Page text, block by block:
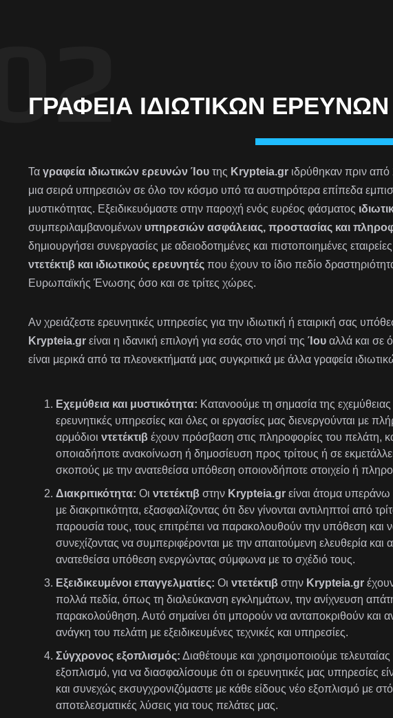
ΓΡΑΦΕΊΑ ΙΔΙΩΤΙΚΏΝ ΕΡΕΥΝΏΝ
Τα γραφεία ιδιωτικών ερευνών Ίουτης Krypteia.grιδρύθηκαν πριν από
μια σειρά υπηρεσιών σε όλο τον κόσμο υπό τα αυστηρότερα επίπεδα
μυστικότητας. Εξειδικευόμαστε στην παροχή ενός ευρέος φάσματος
συμπεριλαμβανομένων υπηρεσιών ασφάλειας, προστασίας και
δημιουργήσει συνεργασίες με αδειοδοτημένες και πιστοποιημένες
ντετέκτιβ και ιδιωτικούς ερευνητέςπου έχουν το ίδιο πεδίο
Ευρωπαϊκής Ένωσης όσο και σε τρίτες χώρες.
Αν χρειάζεστε ερευνητικές υπηρεσίες για την ιδιωτική ή εταιρική σας
Krypteia.grείναι η ιδανική επιλογή για εσάς στο νησί της Ίουαλλά και σε
είναι μερικά από τα πλεονεκτήματά μας συγκριτικά με άλλα γραφεία
Εχεμύθεια και μυστικότητα: Κατανοούμε τη σημασία της εχεμύθειας
ερευνητικές υπηρεσίες και όλες οι εργασίες μας διενεργούνται με
αρμόδιοι ντετέκτιβέχουν πρόσβαση στις πληροφορίες του πελάτη,
οποιαδήποτε ανακοίνωση ή δημοσίευση προς τρίτους ή σε
σκοπούς με την ανατεθείσα υπόθεση οποιονδήποτε στοιχείο ή
Διακριτικότητα: Οι ντετέκτιβστην Krypteia.grείναι άτομα
με διακριτικότητα, εξασφαλίζοντας ότι δεν γίνονται αντιληπτοί από
παρουσία τους, τους επιτρέπει να παρακολουθούν την υπόθεση και
συνεχίζοντας να συμπεριφέρονται με την απαιτούμενη ελευθερία και
ανατεθείσα υπόθεση ενεργώντας σύμφωνα με το σχέδιό τους.
Εξειδικευμένοι επαγγελματίες: Οι ντετέκτιβστην Krypteia.gr
πολλά πεδία, όπως τη διαλεύκανση εγκλημάτων, την ανίχνευση
παρακολούθηση. Αυτό σημαίνει ότι μπορούν να ανταποκριθούν και
ανάγκη του πελάτη με εξειδικευμένες τεχνικές και υπηρεσίες.
Σύγχρονος εξοπλισμός: Διαθέτουμε και χρησιμοποιούμε τελευταίας
εξοπλισμό, για να διασφαλίσουμε ότι οι ερευνητικές μας υπηρεσίες
και συνεχώς εκσυγχρονιζόμαστε με κάθε είδους νέο εξοπλισμό με
αποτελεσματικές λύσεις για τους πελάτες μας.